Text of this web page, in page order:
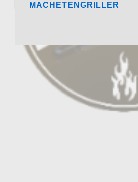
MACHETENGRILLER